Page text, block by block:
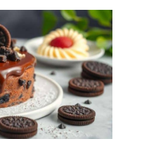
sain et écologique,
pouvez donc l'utiliser
hésitation. Le
à gâteaux est
et élégant,
et facile à
et sûr à
Il est idéal comme
de bienvenue pour